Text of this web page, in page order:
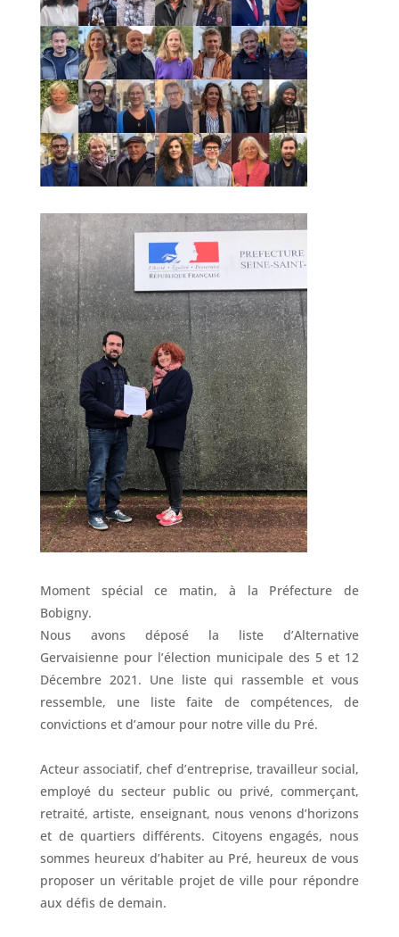
Moment spécial ce matin, à la Préfecture de
Bobigny.
Nous avons déposé la liste d’Alternative
Gervaisienne pour l’élection municipale des 5 et 12
Décembre 2021. Une liste qui rassemble et vous
ressemble, une liste faite de compétences, de
convictions et d’amour pour notre ville du Pré.
Acteur associatif, chef d’entreprise, travailleur social,
employé du secteur public ou privé, commerçant,
retraité, artiste, enseignant, nous venons d’horizons
et de quartiers différents. Citoyens engagés, nous
sommes heureux d’habiter au Pré, heureux de vous
proposer un véritable projet de ville pour répondre
aux défis de demain.